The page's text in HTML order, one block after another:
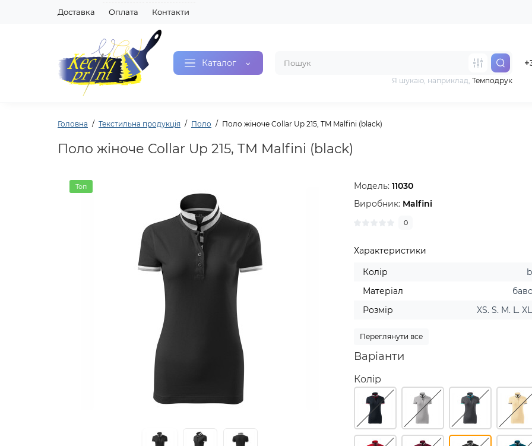
Доставка Оплата Контакти
Каталог
Я шукаю, наприклад, Темподрук
Головна Текстильна продукція Поло Поло жіноче Collar Up 215, TM Malfini (black)
Поло жіноче Collar Up 215, TM Malfini (black)
Топ Модель:11030
Виробник: Malfini
0
Характеристики
Колір
Матеріал
Розмір
XS. S. M. L.
Переглянути все
Варіанти
Колір